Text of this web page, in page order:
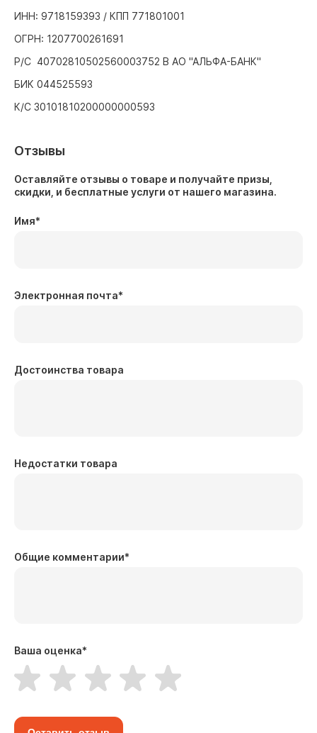
ИНН: 9718159393 / КПП 771801001
ОГРН: 1207700261691
Р/С 40702810502560003752 В АО "АЛЬФА-БАНК"
БИК 044525593
К/С 30101810200000000593
Отзывы
Оставляйте отзывы о товаре и получайте призы,
скидки, и бесплатные услуги от нашего магазина.
Имя*
Электронная почта*
Достоинства товара
Недостатки товара
Общие комментарии*
Ваша оценка*